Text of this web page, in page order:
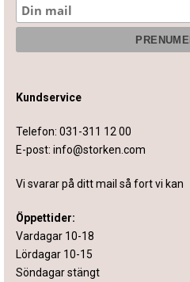
Kundservice
Telefon: 031-311 12 00
E-post: info@storken.com
Vi svarar på ditt mail så fort vi kan
Öppettider:
Vardagar 10-18
Lördagar 10-15
Söndagar stängt